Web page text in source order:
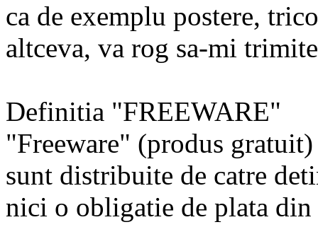
ca de exemplu postere,
altceva, va rog sa-mi
Definitia "FREEWARE"
"Freeware" (produs gratuit)
sunt distribuite de catre
nici o obligatie de plata